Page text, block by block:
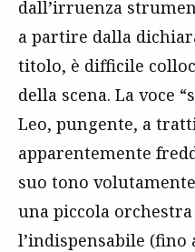
dall’irruenza
a partire dalla
titolo, è difficile
della scena. La voce
Leo, pungente, a
apparentemente
suo tono
una piccola
l’indispensabile